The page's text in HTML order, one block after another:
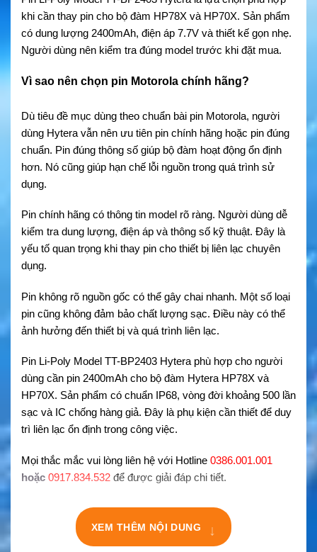
khi cần thay pin cho bộ đàm HP78X và HP70X. Sản phẩm
có dung lượng 2400mAh, điện áp 7.7V và thiết kế gọn nhẹ.
Người dùng nên kiểm tra đúng model trước khi đặt mua.
Vì sao nên chọn pin Motorola chính hãng?
Dù tiêu đề mục dùng theo chuẩn bài pin Motorola, người
dùng Hytera vẫn nên ưu tiên pin chính hãng hoặc pin đúng
chuẩn. Pin đúng thông số giúp bộ đàm hoạt động ổn định
hơn. Nó cũng giúp hạn chế lỗi nguồn trong quá trình sử
dụng.
Pin chính hãng có thông tin model rõ ràng. Người dùng dễ
kiểm tra dung lượng, điện áp và thông số kỹ thuật. Đây là
yếu tố quan trọng khi thay pin cho thiết bị liên lạc chuyên
dụng.
Pin không rõ nguồn gốc có thể gây chai nhanh. Một số loại
pin cũng không đảm bảo chất lượng sạc. Điều này có thể
ảnh hưởng đến thiết bị và quá trình liên lạc.
Pin Li-Poly Model TT-BP2403 Hytera phù hợp cho người
dùng cần pin 2400mAh cho bộ đàm Hytera HP78X và
HP70X. Sản phẩm có chuẩn IP68, vòng đời khoảng 500 lần
sạc và IC chống hàng giả. Đây là phụ kiện cần thiết để duy
trì liên lạc ổn định trong công việc.
Mọi thắc mắc vui lòng liên hệ với Hotline 0386.001.001
hoặc 0917.834.532 để được giải đáp chi tiết.
XEM THÊM NỘI DUNG ↓